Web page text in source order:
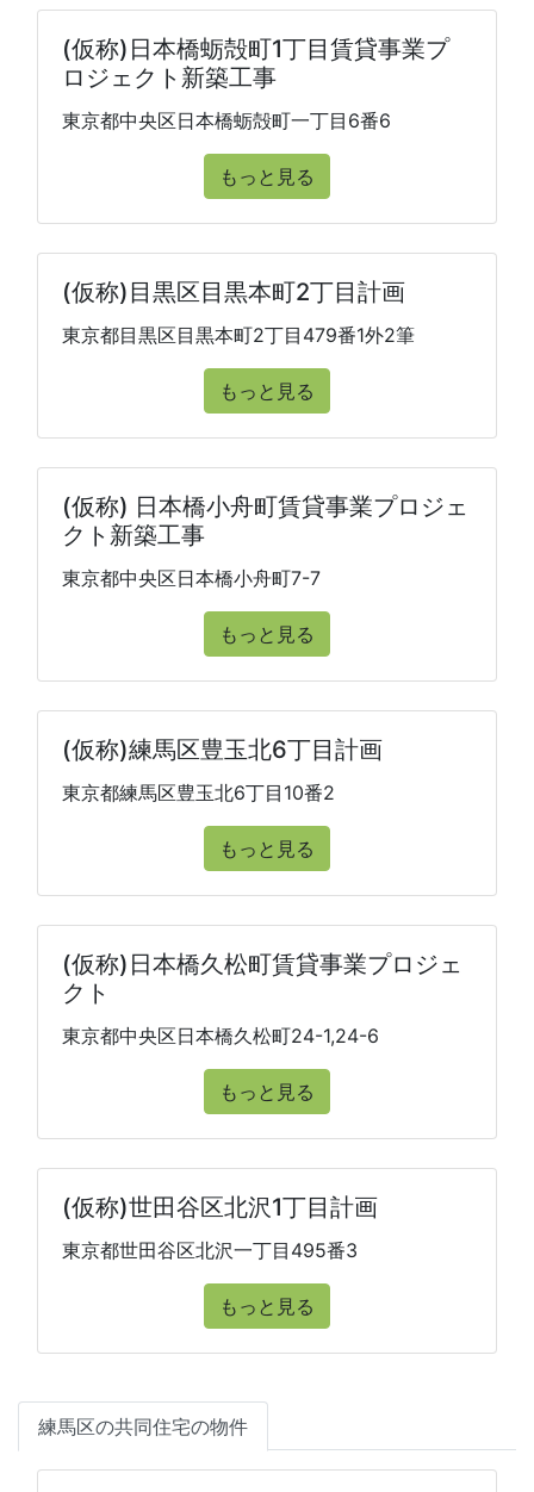
(仮称)日本橋蛎殻町1丁目賃貸事業プ
ロジェクト新築工事
東京都中央区日本橋蛎殻町一丁目6番6
もっと見る
(仮称)目黒区目黒本町2丁目計画
東京都目黒区目黒本町2丁目479番1外2筆
もっと見る
(仮称) 日本橋小舟町賃貸事業プロジェ
クト新築工事
東京都中央区日本橋小舟町7-7
もっと見る
(仮称)練馬区豊玉北6丁目計画
東京都練馬区豊玉北6丁目10番2
もっと見る
(仮称)日本橋久松町賃貸事業プロジェ
クト
東京都中央区日本橋久松町24-1,24-6
もっと見る
(仮称)世田谷区北沢1丁目計画
東京都世田谷区北沢一丁目495番3
もっと見る
練馬区の共同住宅の物件